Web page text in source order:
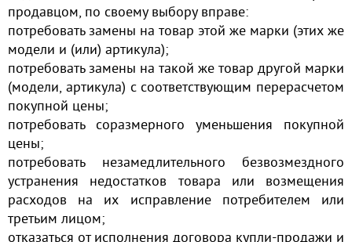
продавцом, по своему выбору вправе:
потребовать замены на товар этой же марки (этих же
модели и (или) артикула);
потребовать замены на такой же товар другой марки
(модели, артикула) с соответствующим перерасчетом
покупной цены;
потребовать соразмерного уменьшения покупной
цены;
потребовать незамедлительного безвозмездного
устранения недостатков товара или возмещения
расходов на их исправление потребителем или
третьим лицом;